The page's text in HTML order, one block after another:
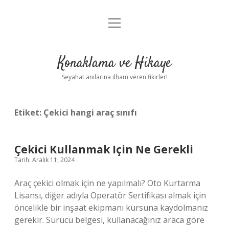
Anasayfa
Yasal Uyarı
menüyü
Konaklama ve Hikaye
Seyahat anılarına ilham veren fikirler!
Etiket: Çekici hangi araç sınıfı
Çekici Kullanmak Için Ne Gerekli
Tarih: Aralık 11, 2024
Araç çekici olmak için ne yapılmalı? Oto Kurtarma
Lisansı, diğer adıyla Operatör Sertifikası almak için
öncelikle bir inşaat ekipmanı kursuna kaydolmanız
gerekir. Sürücü belgesi, kullanacağınız araca göre